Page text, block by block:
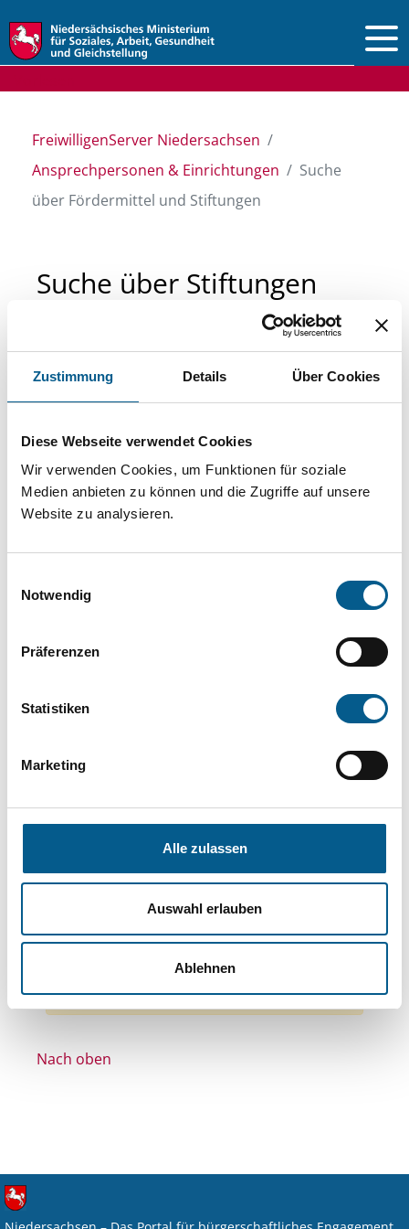
Zustimmung Details Über Cookies
Diese Webseite verwendet Cookies
Wir verwenden Cookies, um Funktionen für soziale
Medien anbieten zu können und die Zugriffe auf unsere
Website zu analysieren.
Notwendig
Präferenzen
Statistiken
Marketing
Alle zulassen
Auswahl erlauben
Ablehnen
FreiwilligenServer Niedersachsen
Ansprechpersonen & Einrichtungen
Suche
über Fördermittel und Stiftungen
Suche über Stiftungen
Sie suchen finanzielle Unterstützung für ein
direkt über unsere Fördermitteldatenbank und
Stiftungsdatenbank recherchieren. Bei der
Suche bitte die Groß- und Kleinschreibung
Bitte Suchbegriff eingeben. Ergebnisse
Kategorien verfeinert werden.
Suchen
Aktive Filter:
Themen: Gesundheitswesen
Themen: Wohltätige Zwecke
Themen: Bürgerschaftliches Engagement
Themen: Kirchliche Zwecke
Themen: Heimatpflege
Alle Filter entfernen
Nach oben